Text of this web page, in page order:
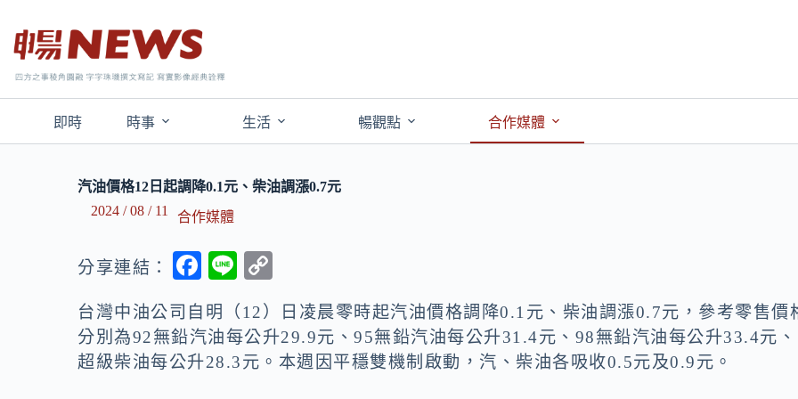
即時 時事 生活 暢觀點 合作媒體
汽油價格12日起調降0.1元、柴油調漲0.7元
2024 / 08 / 11
合作媒體
分享連結：
F
e
b
Li
e
p
y
Li
台灣中油公司自明（12）日凌晨零時起汽油價格調降0.1元、柴油調漲0.7元，參考零售價
分別為92無鉛汽油每公升29.9元、95無鉛汽油每公升31.4元、98無鉛汽油每公升33.4元、
超級柴油每公升28.3元。本週因平穩雙機制啟動，汽、柴油各吸收0.5元及0.9元。